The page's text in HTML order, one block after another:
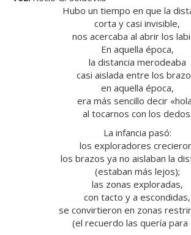
Hubo un tiempo en que la
corta y casi invisible,
nos acercaba al abrir los
En aquella época,
la distancia merodeaba
casi aislada entre los
en aquella época,
era más sencillo decir
al tocarnos con los dedos.
La infancia pasó:
los exploradores
los brazos ya no aislaban la
(estaban más lejos);
las zonas exploradas,
con tacto y a escondidas,
se convirtieron en zonas
(el recuerdo las quería para